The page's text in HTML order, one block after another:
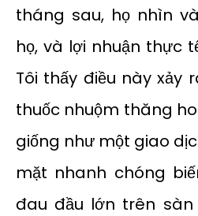
tháng sau, họ nhìn
họ, và lợi nhuận thực
Tôi thấy điều này xảy
thuốc nhuộm thăng
giống như một giao
mặt nhanh chóng
đau đầu lớn trên sàn